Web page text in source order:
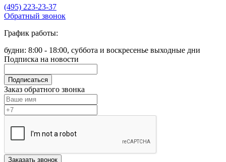
(495) 223-23-37
Обратный звонок
График работы:
будни: 8:00 - 18:00, суббота и воскресенье выходные дни
Подписка на новости
Подписаться
Заказ обратного звонка
Заказать звонок